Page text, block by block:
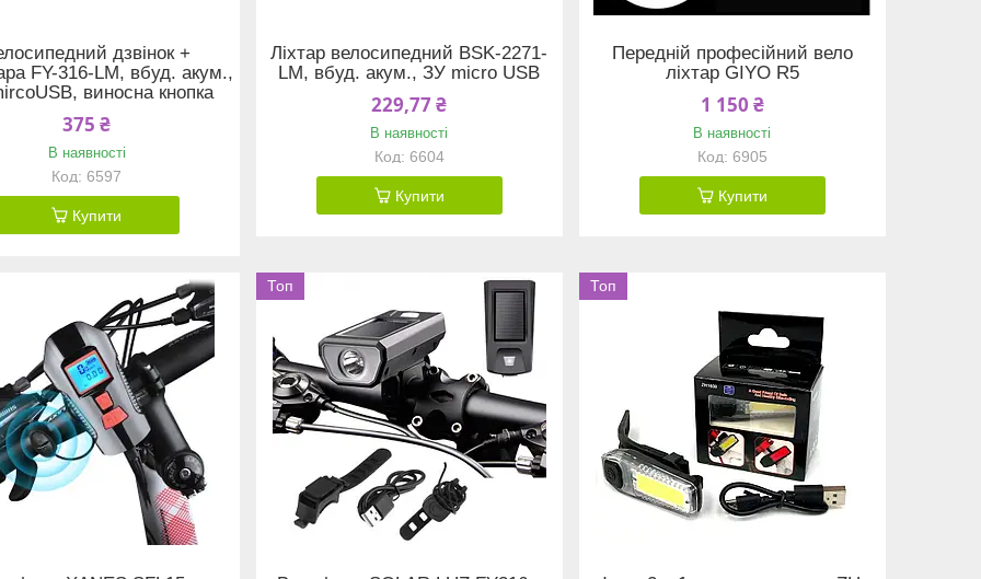
дзвінок +
FY-316-LM, вбуд. акум.,
виносна кнопка
375 ₴
В наявності
6597
Купити
Ліхтар велосипедний BSK-2271-
LM, вбуд. акум., ЗУ micro USB
229,77 ₴
В наявності
6604
Купити
Передній професійний вело
ліхтар GIYO R5
1 150 ₴
В наявності
6905
Купити
Топ Топ